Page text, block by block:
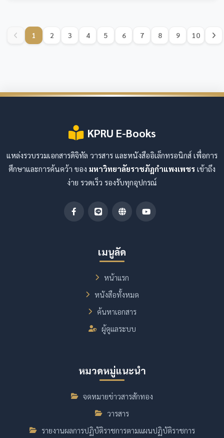
1 2 3 4 5 6 7 8 9 10
KPRU E-Books
แหล่งรวบรวมเอกสารดิจิทัล วารสาร และหนังสืออิเล็กทรอนิกส์ เพื่อการ
ศึกษาและการค้นคว้า ของ มหาวิทยาลัยราชภัฏกำแพงเพชร เข้าถึง
ง่าย รวดเร็ว รองรับทุกอุปกรณ์
เมนูลัด
หน้าแรก
หนังสือทั้งหมด
ค้นหาเอกสาร
ผู้ดูแลระบบ
หมวดหมู่แนะนำ
จดหมายข่าวสารสักทอง
วารสาร
รายงานผลการปฏิบัติราชการตามแผนปฏิบัติราชการ